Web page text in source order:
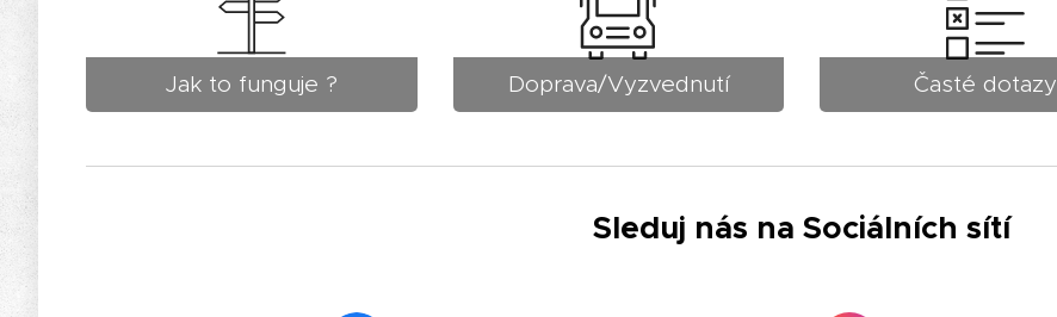
Jak to funguje ? Doprava/Vyzvednutí Časté dotazy
Sleduj nás na Sociálních sítí